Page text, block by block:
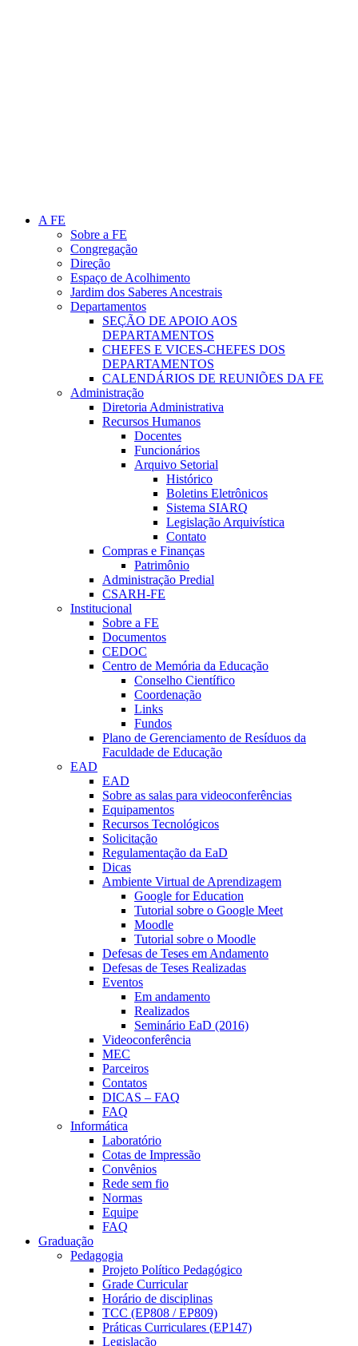
A FE
Sobre a FE
Congregação
Direção
Espaço de Acolhimento
Jardim dos Saberes Ancestrais
Departamentos
SEÇÃO DE APOIO AOS
DEPARTAMENTOS
CHEFES E VICES-CHEFES DOS
DEPARTAMENTOS
CALENDÁRIOS DE REUNIÕES DA FE
Administração
Diretoria Administrativa
Recursos Humanos
Docentes
Funcionários
Arquivo Setorial
Histórico
Boletins Eletrônicos
Sistema SIARQ
Legislação Arquivística
Contato
Compras e Finanças
Patrimônio
Administração Predial
CSARH-FE
Institucional
Sobre a FE
Documentos
CEDOC
Centro de Memória da Educação
Conselho Científico
Coordenação
Links
Fundos
Plano de Gerenciamento de Resíduos da
Faculdade de Educação
EAD
EAD
Sobre as salas para videoconferências
Equipamentos
Recursos Tecnológicos
Solicitação
Regulamentação da EaD
Dicas
Ambiente Virtual de Aprendizagem
Google for Education
Tutorial sobre o Google Meet
Moodle
Tutorial sobre o Moodle
Defesas de Teses em Andamento
Defesas de Teses Realizadas
Eventos
Em andamento
Realizados
Seminário EaD (2016)
Videoconferência
MEC
Parceiros
Contatos
DICAS – FAQ
FAQ
Informática
Laboratório
Cotas de Impressão
Convênios
Rede sem fio
Normas
Equipe
FAQ
Graduação
Pedagogia
Projeto Político Pedagógico
Grade Curricular
Horário de disciplinas
TCC (EP808 / EP809)
Práticas Curriculares (EP147)
Legislação